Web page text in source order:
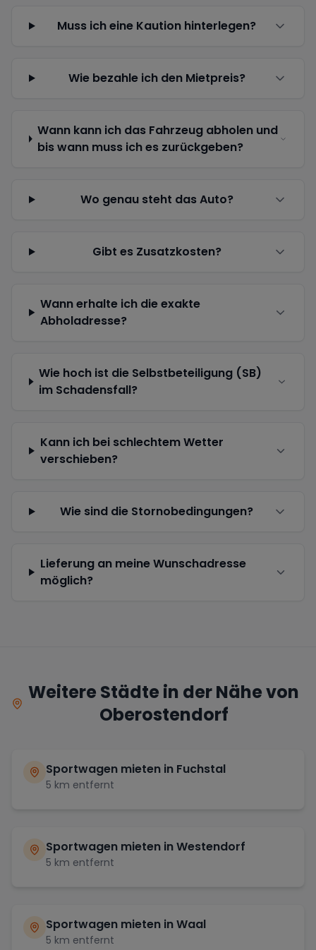
Muss ich eine Kaution hinterlegen?
Wie bezahle ich den Mietpreis?
Wann kann ich das Fahrzeug abholen und
bis wann muss ich es zurückgeben?
Wo genau steht das Auto?
Gibt es Zusatzkosten?
Wann erhalte ich die exakte
Abholadresse?
Wie hoch ist die Selbstbeteiligung (SB)
im Schadensfall?
Kann ich bei schlechtem Wetter
verschieben?
Wie sind die Stornobedingungen?
Lieferung an meine Wunschadresse
möglich?
Weitere Städte in der Nähe von
Oberostendorf
Sportwagen mieten in Fuchstal
5 km entfernt
Sportwagen mieten inWestendorf
5 km entfernt
Sportwagen mieten inWaal
5 km entfernt